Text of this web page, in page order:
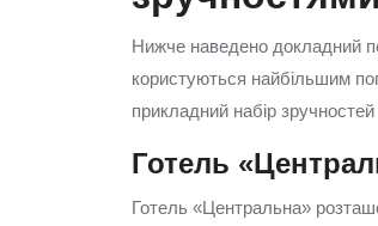
Нижче наведено докладний
користуються найбільшим
прикладний набір
Готель
Готель «Центральна»